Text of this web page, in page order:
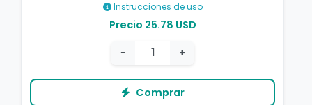
Instrucciones de uso
Precio 25.78 USD
−
+
Comprar